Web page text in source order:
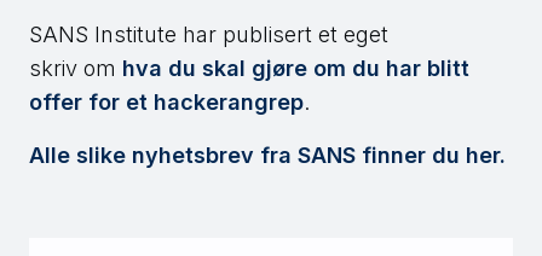
SANS Institute har publisert et eget
skriv om hva du skal gjøre om du har blitt
offer for et hackerangrep.
Alle slike nyhetsbrev fra SANS finner du her.